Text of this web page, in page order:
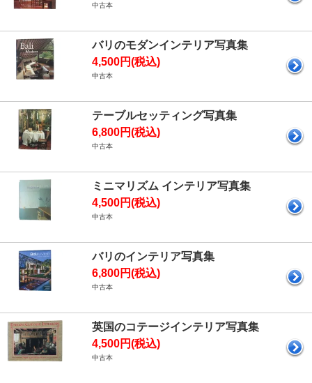
中古本
バリのモダンインテリア写真集
4,500円(税込)
中古本
テーブルセッティング写真集
6,800円(税込)
中古本
ミニマリズム インテリア写真集
4,500円(税込)
中古本
バリのインテリア写真集
6,800円(税込)
中古本
英国のコテージインテリア写真集
4,500円(税込)
中古本